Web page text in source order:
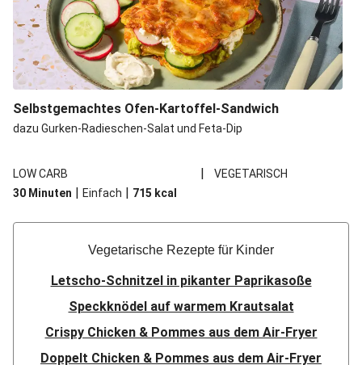
Selbstgemachtes Ofen-Kartoffel-Sandwich
dazu Gurken-Radieschen-Salat und Feta-Dip
LOW CARB |
VEGETARISCH
30 Minuten | Einfach | 715 kcal
Vegetarische Rezepte für Kinder
Letscho-Schnitzel in pikanter Paprikasoße
Speckknödel auf warmem Krautsalat
Crispy Chicken & Pommes aus dem Air-Fryer
Doppelt Chicken & Pommes aus dem Air-Fryer